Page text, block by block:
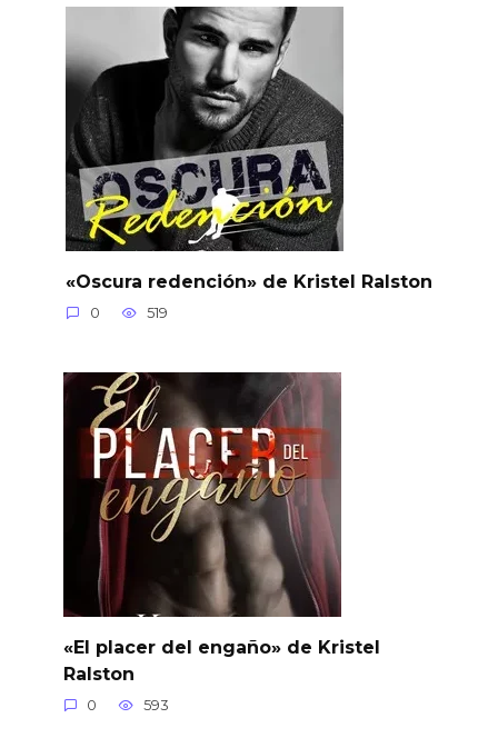
«Oscura redención» de Kristel Ralston
0 519
«El placer del engaño» de Kristel
Ralston
0 593